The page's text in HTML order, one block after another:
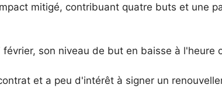
mitigé, contribuant quatre buts et une
son niveau de but en baisse à l'heure
et a peu d'intérêt à signer un